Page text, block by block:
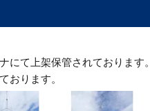
にて上架保管されております。
おります。